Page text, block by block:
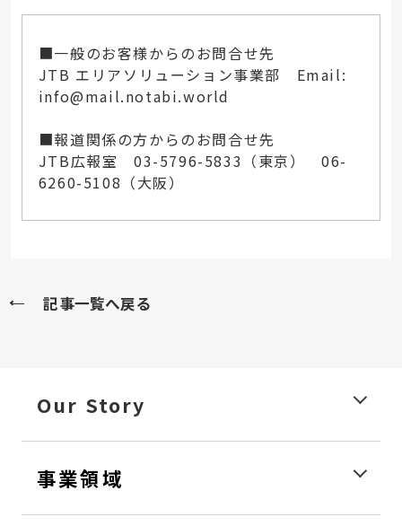
■一般のお客様からのお問合せ先
JTB エリアソリューション事業部 Email:
info@mail.notabi.world
■報道関係の方からのお問合せ先
JTB広報室 03-5796-5833（東京） 06-
6260-5108（大阪）
記事一覧へ戻る
Our Story
事業領域